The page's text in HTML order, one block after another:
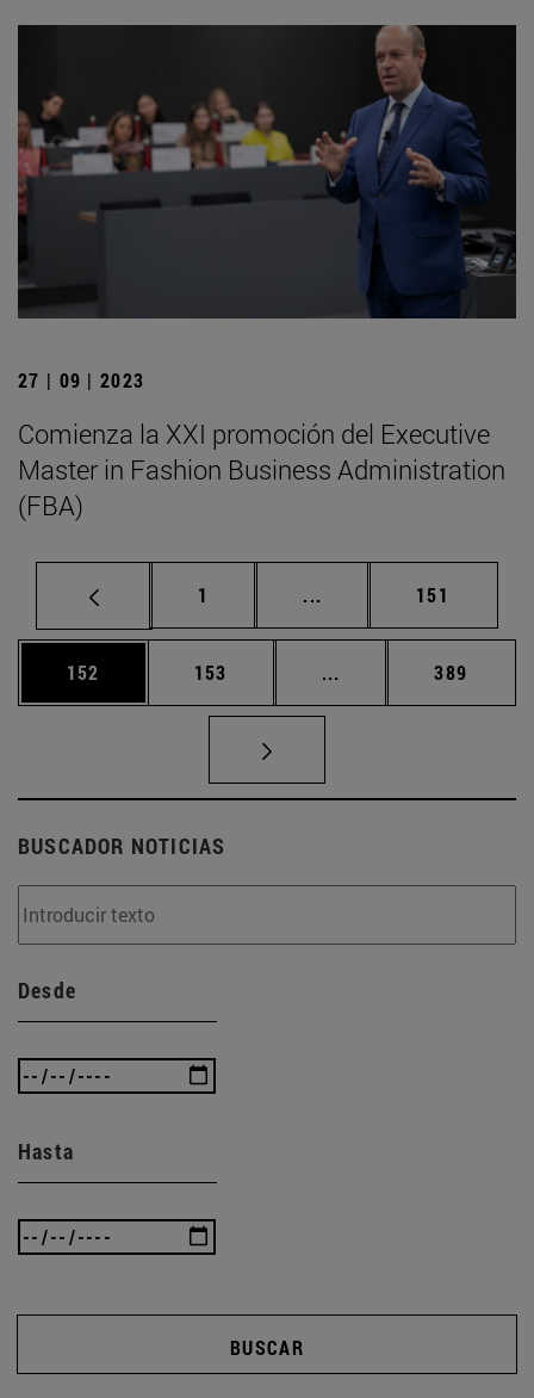
27 | 09 | 2023
Comienza la XXI promoción del Executive
Master in Fashion Business Administration
(FBA)
Página
1 ... Páginas intermedias
Página
151
Página
152 Página
153 ... Páginas intermedias
Página
389
BUSCADOR NOTICIAS
Desde
Hasta
BUSCAR